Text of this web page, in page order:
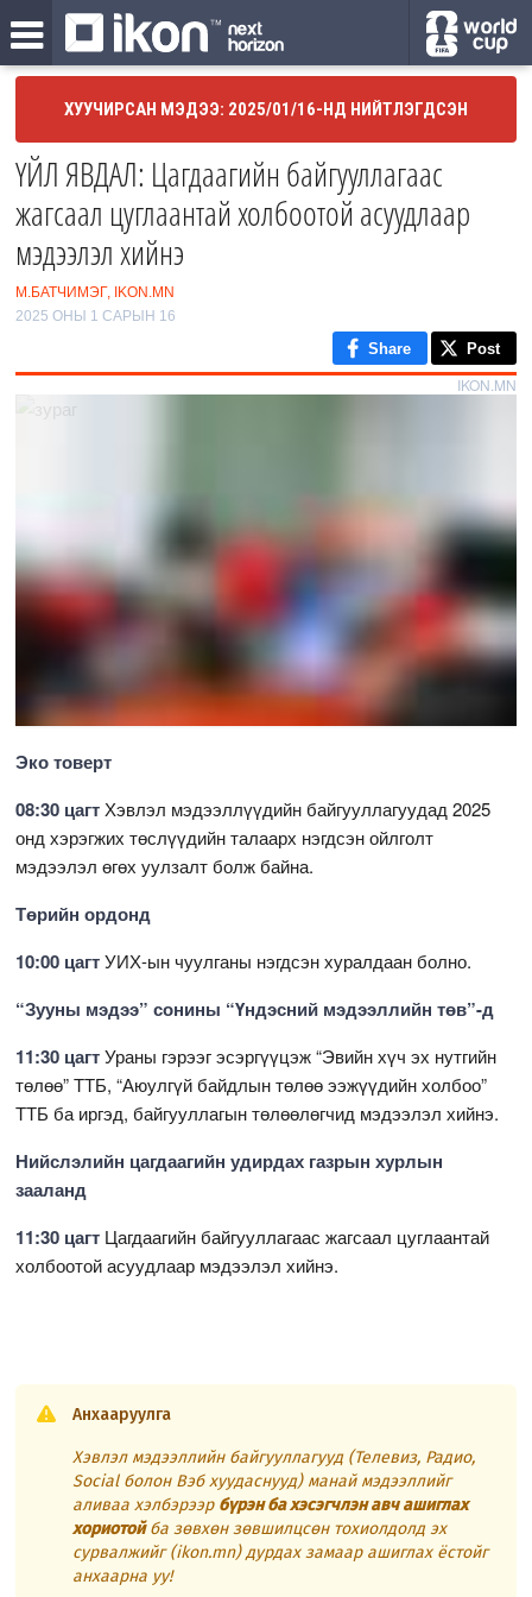
ХУУЧИРСАН МЭДЭЭ: 2025/01/16-НД НИЙТЛЭГДСЭН
ҮЙЛ ЯВДАЛ: Цагдаагийн байгууллагаас
жагсаал цуглаантай холбоотой асуудлаар
мэдээлэл хийнэ
М.БАТЧИМЭГ, IKON.MN
2025 ОНЫ 1 САРЫН 16
Share Post
IKON.MN
Эко товерт
08:30 цагт Хэвлэл мэдээллүүдийн байгууллагуудад 2025
онд хэрэгжих төслүүдийн талаарх нэгдсэн ойлголт
мэдээлэл өгөх уулзалт болж байна.
Төрийн ордонд
10:00 цагтУИХ-ын чуулганы нэгдсэн хуралдаан болно.
“Зууны мэдээ” сонины “Үндэсний мэдээллийн төв”-д
11:30 цагтУраны гэрээг эсэргүүцэж “Эвийн хүч эх нутгийн
төлөө” ТТБ, “Аюулгүй байдлын төлөө ээжүүдийн холбоо”
ТТБ ба иргэд, байгууллагын төлөөлөгчид мэдээлэл хийнэ.
Нийслэлийн цагдаагийн удирдах газрын хурлын
зааланд
11:30 цагт Цагдаагийн байгууллагаас жагсаал цуглаантай
холбоотой асуудлаар мэдээлэл хийнэ.
Анхааруулга
Хэвлэл мэдээллийн байгууллагууд (Телевиз, Радио,
Social болон Вэб хуудаснууд) манай мэдээллийг
аливаа хэлбэрээр бүрэн ба хэсэгчлэн авч ашиглах
хориотойба зөвхөн зөвшилцсөн тохиолдолд эх
сурвалжийг (ikon.mn) дурдах замаар ашиглах ёстойг
анхаарна уу!